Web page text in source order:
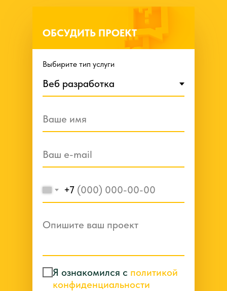
ОБСУДИТЬ ПРОЕКТ
Выбирите тип услуги
+7
Я ознакомился с политикой
конфиденциальности